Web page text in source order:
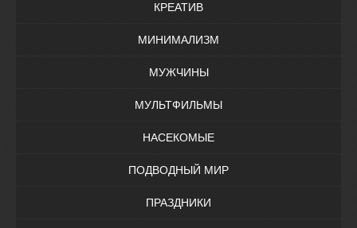
КРЕАТИВ
МИНИМАЛИЗМ
МУЖЧИНЫ
МУЛЬТФИЛЬМЫ
НАСЕКОМЫЕ
ПОДВОДНЫЙ МИР
ПРАЗДНИКИ